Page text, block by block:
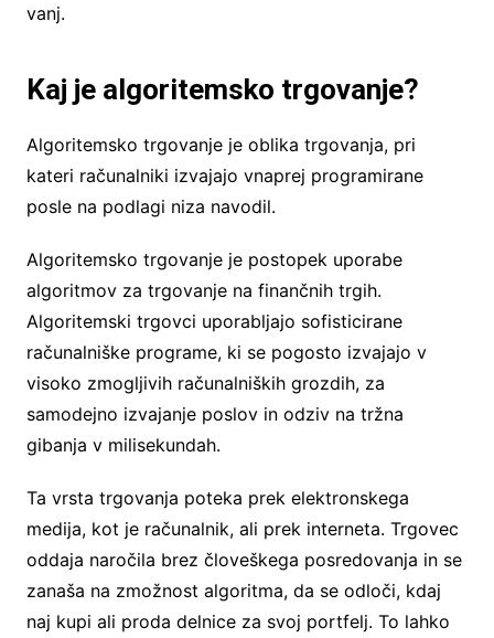
vanj.
Kaj je algoritemsko trgovanje?
Algoritemsko trgovanje je oblika trgovanja, pri
kateri računalniki izvajajo vnaprej programirane
posle na podlagi niza navodil.
Algoritemsko trgovanje je postopek uporabe
algoritmov za trgovanje na finančnih trgih.
Algoritemski trgovci uporabljajo sofisticirane
računalniške programe, ki se pogosto izvajajo v
visoko zmogljivih računalniških grozdih, za
samodejno izvajanje poslov in odziv na tržna
gibanja v milisekundah.
Ta vrsta trgovanja poteka prek elektronskega
medija, kot je računalnik, ali prek interneta. Trgovec
oddaja naročila brez človeškega posredovanja in se
zanaša na zmožnost algoritma, da se odloči, kdaj
naj kupi ali proda delnice za svoj portfelj. To lahko